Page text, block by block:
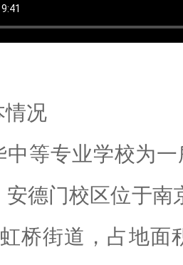
情况
中等专业学校为
安德门校区位于南
桥街道，占地面